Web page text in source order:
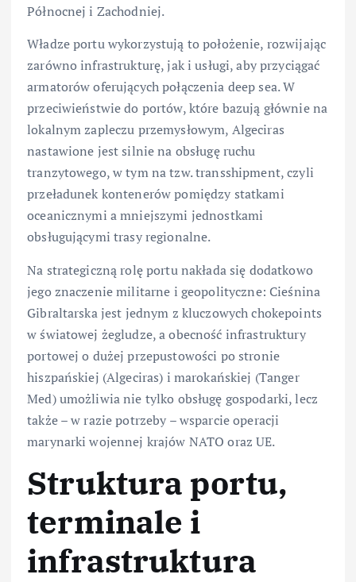
Północnej i Zachodniej.
Władze portu wykorzystują to położenie, rozwijając
zarówno infrastrukturę, jak i usługi, aby przyciągać
armatorów oferujących połączenia deep sea. W
przeciwieństwie do portów, które bazują głównie na
lokalnym zapleczu przemysłowym, Algeciras
nastawione jest silnie na obsługę ruchu
tranzytowego, w tym na tzw. transshipment, czyli
przeładunek kontenerów pomiędzy statkami
oceanicznymi a mniejszymi jednostkami
obsługującymi trasy regionalne.
Na strategiczną rolę portu nakłada się dodatkowo
jego znaczenie militarne i geopolityczne: Cieśnina
Gibraltarska jest jednym z kluczowych chokepoints
w światowej żegludze, a obecność infrastruktury
portowej o dużej przepustowości po stronie
hiszpańskiej (Algeciras) i marokańskiej (Tanger
Med) umożliwia nie tylko obsługę gospodarki, lecz
także – w razie potrzeby – wsparcie operacji
marynarki wojennej krajów NATO oraz UE.
Struktura portu,
terminale i
infrastruktura